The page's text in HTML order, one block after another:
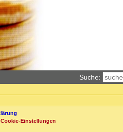
Suche:
Cookie-Einstellungen